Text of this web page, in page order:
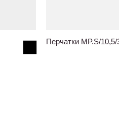
Перчатки MP.S/